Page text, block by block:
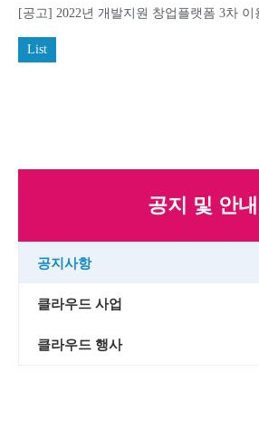
List
공지 및 안내
공지사항
클라우드 사업
클라우드 행사